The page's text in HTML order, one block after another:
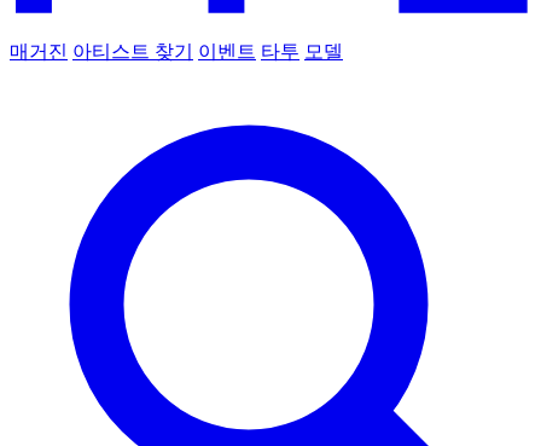
매거진 아티스트 찾기 이벤트 타투 모델